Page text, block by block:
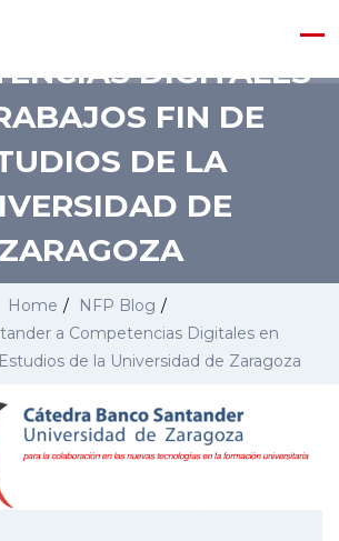
SANTANDER A
DIGITALES
FIN DE
DE LA
DE
ZARAGOZA
Home / NFP Blog /
a Competencias Digitales en
de la Universidad de Zaragoza